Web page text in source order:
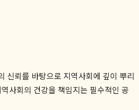
신뢰를 바탕으로 지역사회에 깊이 뿌리
사회의 건강을 책임지는 필수적인 공